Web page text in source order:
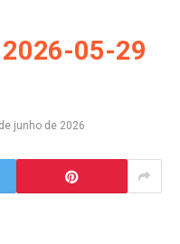
05-29
junho de 2026